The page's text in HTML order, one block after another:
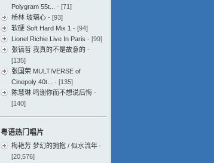
Polygram 55t...
- [71]
杨林 玻璃心 - [93]
软硬 Soft Hard Mix 1 - [94]
Lionel Richie Live In Paris - [99]
张镐哲 我真的不是故意的 -
[135]
张国荣 MULTIVERSE of
Cinepoly 40t...
- [135]
陈慧琳 鸣谢你而不想说后悔 -
[140]
粤语热门唱片
梅艳芳 梦幻的拥抱 / 似水流年 -
[20,576]